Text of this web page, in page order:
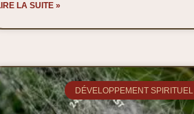
LA SUITE »
DÉVELOPPEMENT SPIRITUEL